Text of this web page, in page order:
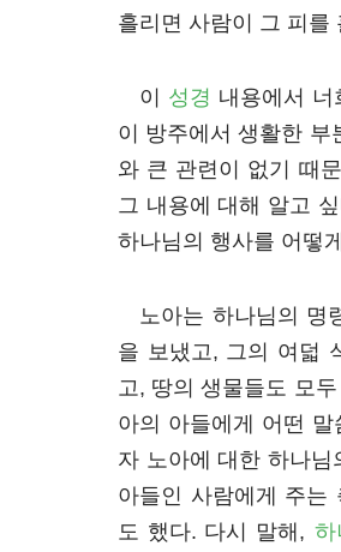
흘리면 사람이 그 피를
이 성경 내용에서 너
이 방주에서 생활한 부
와 큰 관련이 없기 때
그 내용에 대해 알고
하나님의 행사를 어떻
노아는 하나님의 명
을 보냈고, 그의 여덟
고, 땅의 생물들도 모
아의 아들에게 어떤
자 노아에 대한 하나
아들인 사람에게 주는
도 했다. 다시 말해, 하